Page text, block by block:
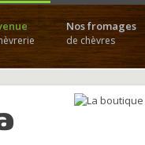
Nos fromages
de chèvres